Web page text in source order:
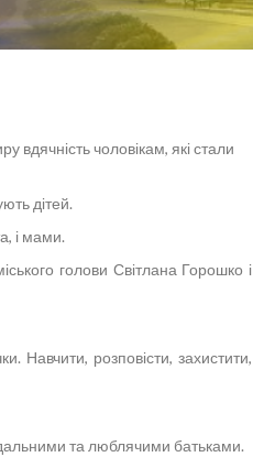
чоловікам, які стали
дітей.
і мами.
голови Світлана Горошко і
Навчити, розповісти, захистити,
та люблячими батьками.